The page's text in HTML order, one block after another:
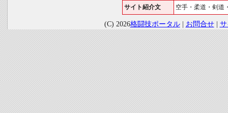
サイト紹介文 空手・柔道・剣道
(C) 2026格闘技ポータル| お問合せ|